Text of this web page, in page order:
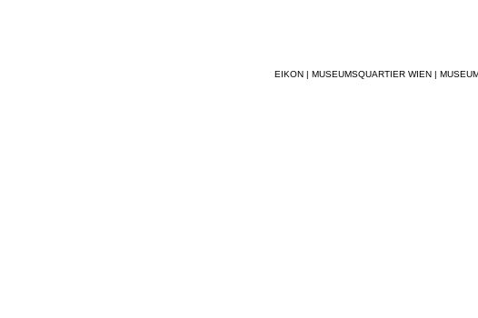
EIKON | MUSEUMSQUARTIER WIEN |